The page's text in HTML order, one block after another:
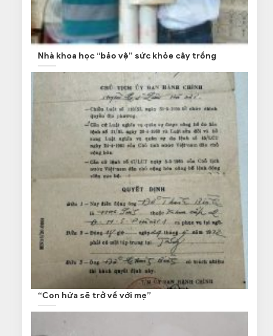
Nhà khoa học “bảo vệ” sức khỏe cây trồng
“Con hứa sẽ trở về với mẹ”